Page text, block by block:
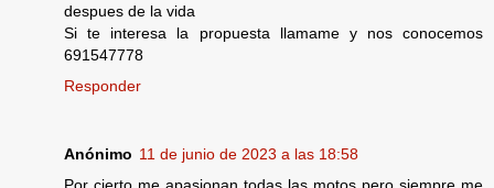
despues de la vida
Si te interesa la propuesta llamame y nos conocemos
691547778
Responder
Anónimo 11 de junio de 2023 a las 18:58
Por cierto me apasionan todas las motos pero siempre me